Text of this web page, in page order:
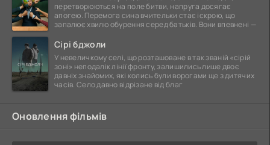
перетворюються на поле битви, напруга досягає
апогею. Перемога сина вчительки стає іскрою, що
запалює хвилю обурення серед батьків. Вони впевнені —
Сірі бджоли
У невеличкому селі, що розташоване в так званій «сірій
зоні» неподалік лінії фронту, залишились лише двоє
давніх знайомих, які колись були ворогами ще з дитячих
часів. Село давно відрізане від благ
Оновлення фільмів